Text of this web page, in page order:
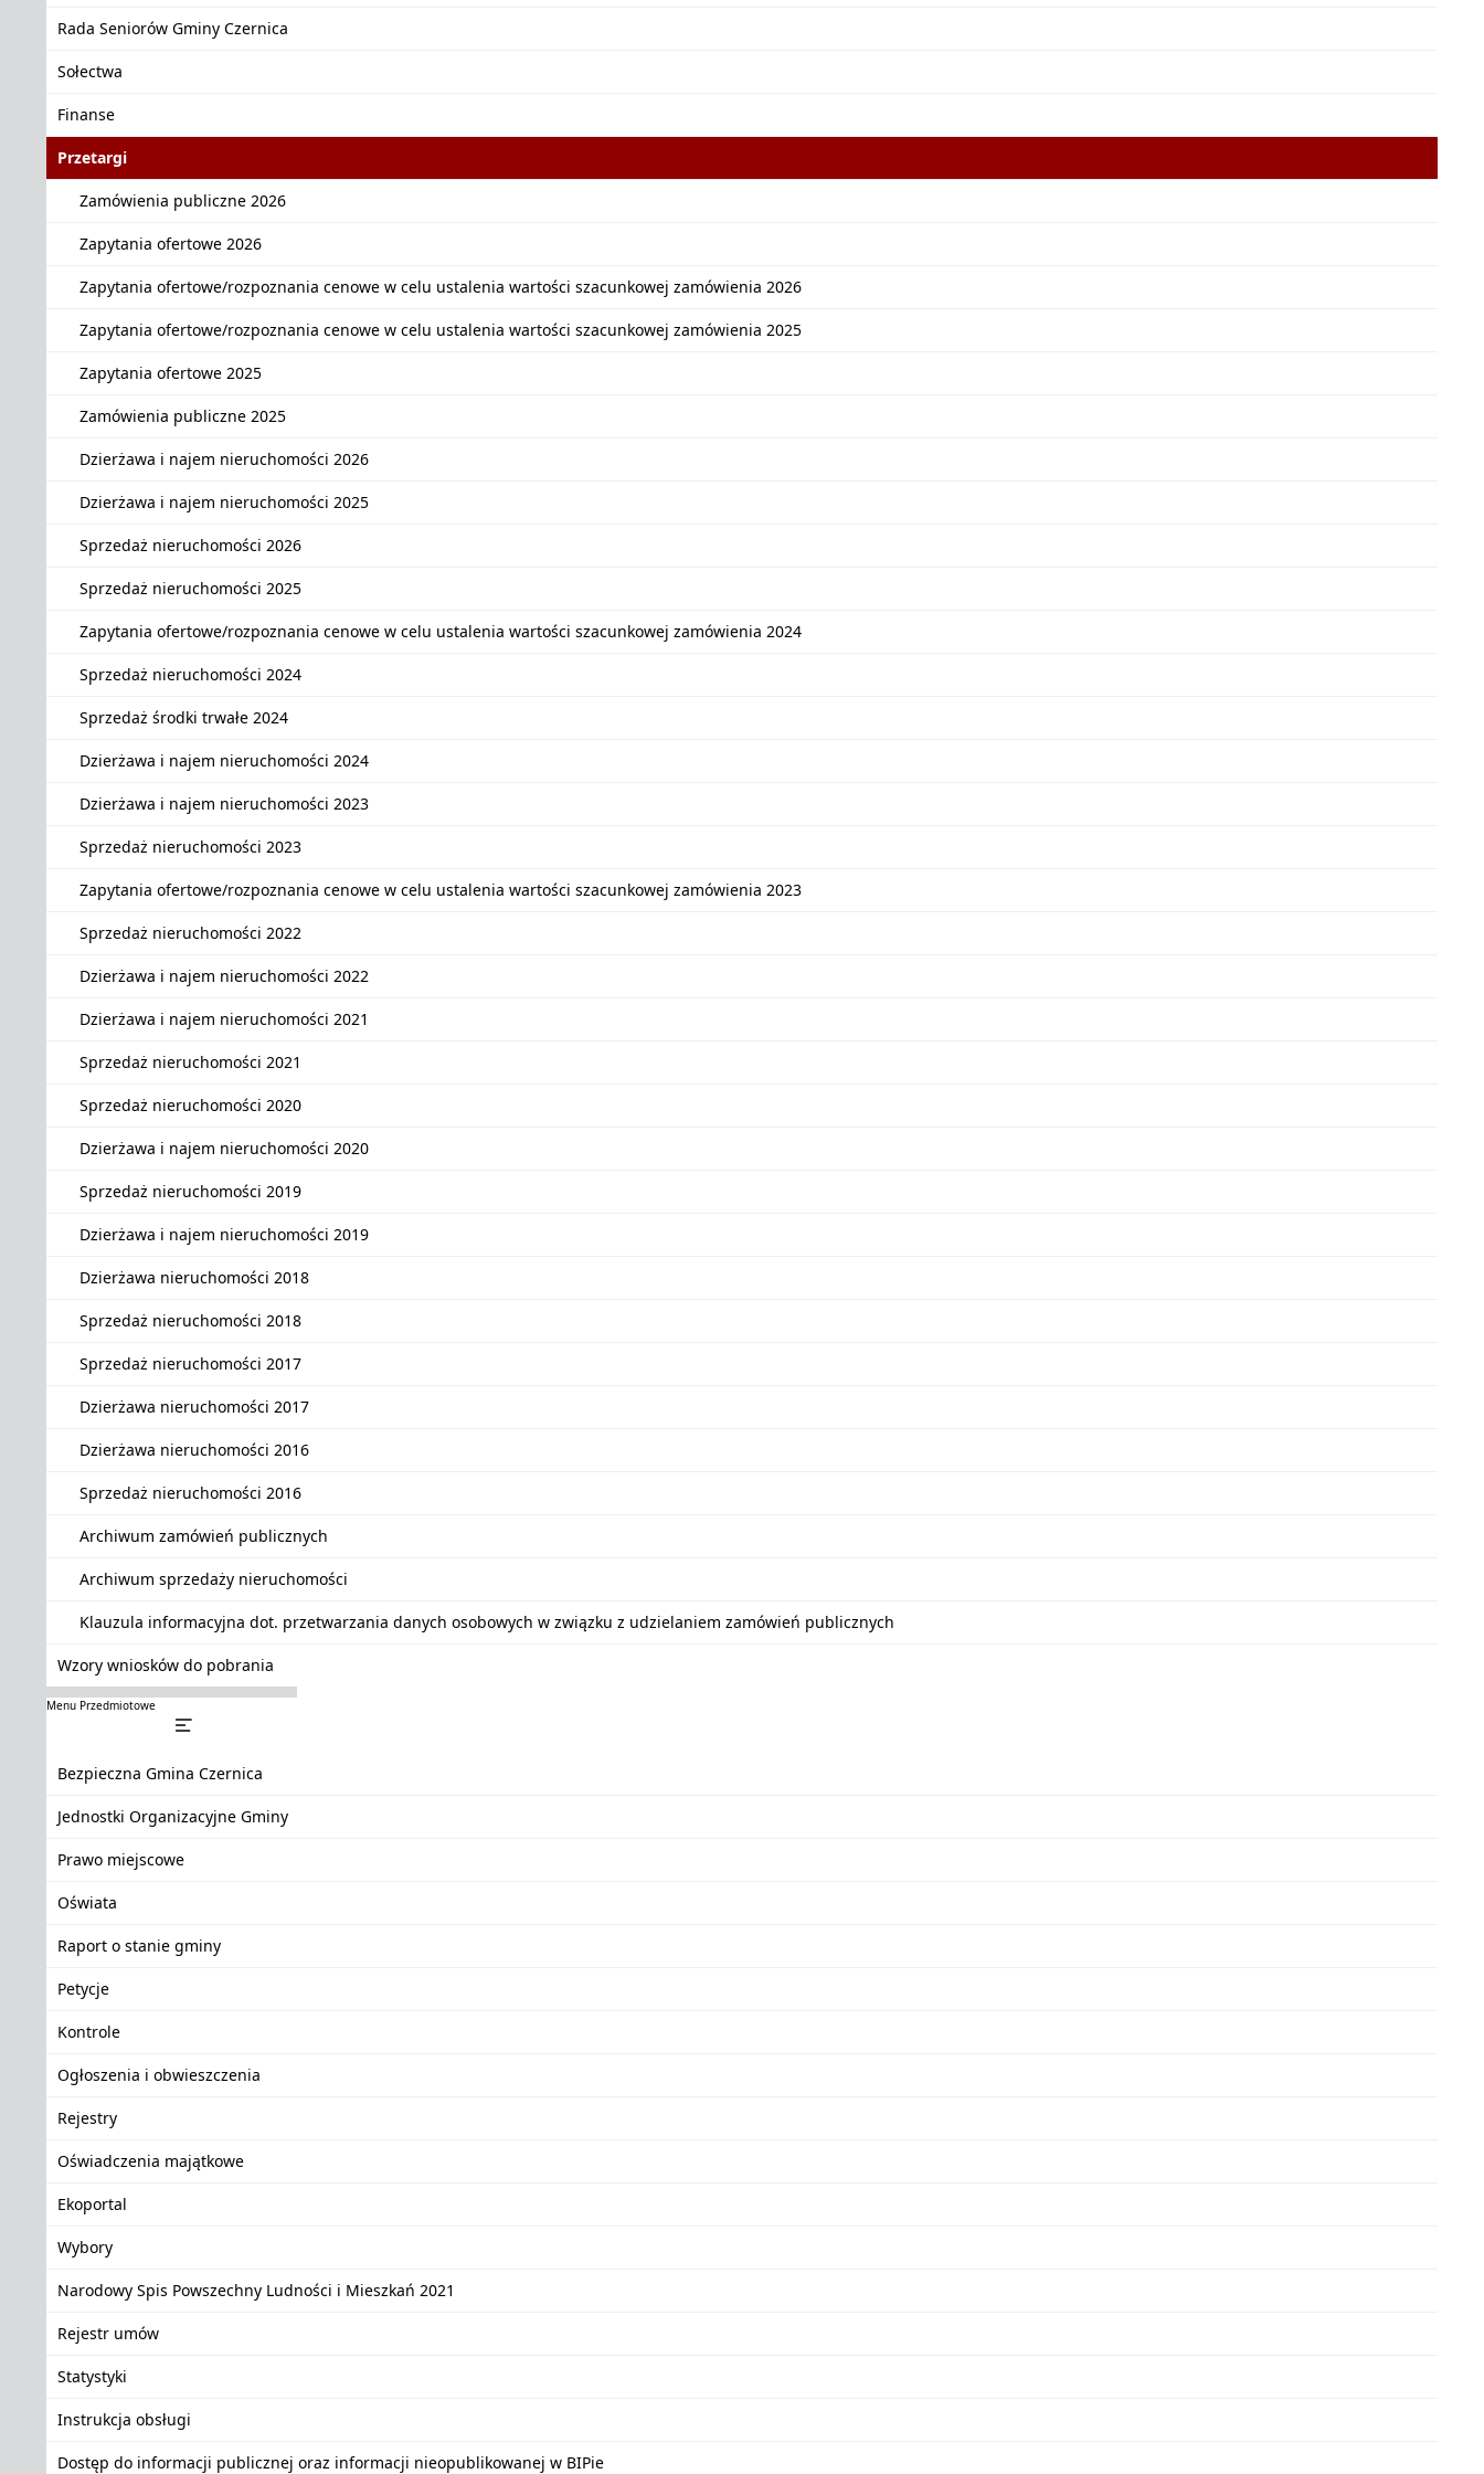
Rada Seniorów Gminy Czernica
Sołectwa
Finanse
Przetargi
Zamówienia publiczne 2026
Zapytania ofertowe 2026
Zapytania ofertowe/rozpoznania cenowe w celu ustalenia wartości szacunkowej zamówienia 2026
Zapytania ofertowe/rozpoznania cenowe w celu ustalenia wartości szacunkowej zamówienia 2025
Zapytania ofertowe 2025
Zamówienia publiczne 2025
Dzierżawa i najem nieruchomości 2026
Dzierżawa i najem nieruchomości 2025
Sprzedaż nieruchomości 2026
Sprzedaż nieruchomości 2025
Zapytania ofertowe/rozpoznania cenowe w celu ustalenia wartości szacunkowej zamówienia 2024
Sprzedaż nieruchomości 2024
Sprzedaż środki trwałe 2024
Dzierżawa i najem nieruchomości 2024
Dzierżawa i najem nieruchomości 2023
Sprzedaż nieruchomości 2023
Zapytania ofertowe/rozpoznania cenowe w celu ustalenia wartości szacunkowej zamówienia 2023
Sprzedaż nieruchomości 2022
Dzierżawa i najem nieruchomości 2022
Dzierżawa i najem nieruchomości 2021
Sprzedaż nieruchomości 2021
Sprzedaż nieruchomości 2020
Dzierżawa i najem nieruchomości 2020
Sprzedaż nieruchomości 2019
Dzierżawa i najem nieruchomości 2019
Dzierżawa nieruchomości 2018
Sprzedaż nieruchomości 2018
Sprzedaż nieruchomości 2017
Dzierżawa nieruchomości 2017
Dzierżawa nieruchomości 2016
Sprzedaż nieruchomości 2016
Archiwum zamówień publicznych
Archiwum sprzedaży nieruchomości
Klauzula informacyjna dot. przetwarzania danych osobowych w związku z udzielaniem zamówień publicznych
Wzory wniosków do pobrania
Menu Przedmiotowe
Bezpieczna Gmina Czernica
Jednostki Organizacyjne Gminy
Prawo miejscowe
Oświata
Raport o stanie gminy
Petycje
Kontrole
Ogłoszenia i obwieszczenia
Rejestry
Oświadczenia majątkowe
Ekoportal
Wybory
Narodowy Spis Powszechny Ludności i Mieszkań 2021
Rejestr umów
Statystyki
Instrukcja obsługi
Dostęp do informacji publicznej oraz informacji nieopublikowanej w BIPie